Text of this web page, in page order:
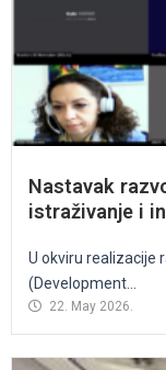
Nastavak
istraživanje i
U okviru realizacije
(Development...
22. May 2026.